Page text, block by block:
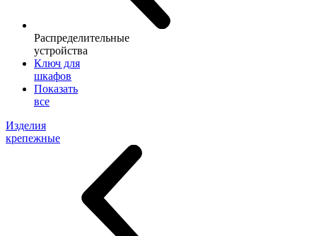
Распределительные
устройства
Ключ для
шкафов
Показать
все
Изделия
крепежные